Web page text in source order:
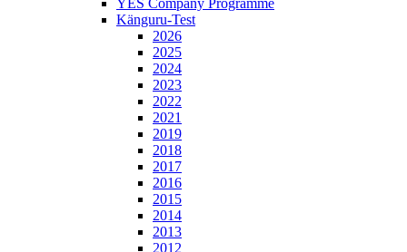
YES Company Programme
Känguru-Test
2026
2025
2024
2023
2022
2021
2019
2018
2017
2016
2015
2014
2013
2012